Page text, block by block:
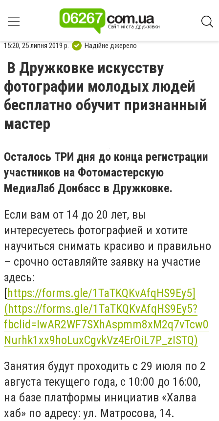
15:20, 25 липня 2019 р. Надійне джерело
В Дружковке искусству
фотографии молодых людей
бесплатно обучит признанный
мастер
Осталось ТРИ дня до конца регистрации
участников на Фотомастерскую
МедиаЛаб Донбасс в Дружковке.
Если вам от 14 до 20 лет, вы
интересуетесь фотографией и хотите
научиться снимать красиво и правильно
– срочно оставляйте заявку на участие
здесь:
[https://forms.gle/1TaTKQKvAfqHS9Ey5]
(https://forms.gle/1TaTKQKvAfqHS9Ey5?
fbclid=IwAR2WF7SXhAspmm8xM2q7vTcw0
Nurhk1xx9hoLuxCgvkVz4ErOiL7P_zISTQ)
Занятия будут проходить с 29 июля по 2
августа текущего года, с 10:00 до 16:00,
на базе платформы инициатив «Халва
хаб» по адресу: ул. Матросова, 14.